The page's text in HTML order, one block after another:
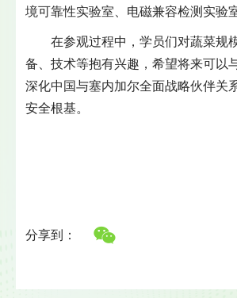
境可靠性实验室、电磁兼容检测实验室
在参观过程中，学员们对蔬菜规
备、技术等抱有兴趣，希望将来可以
深化中国与塞内加尔全面战略伙伴关
安全根基。
分享到：